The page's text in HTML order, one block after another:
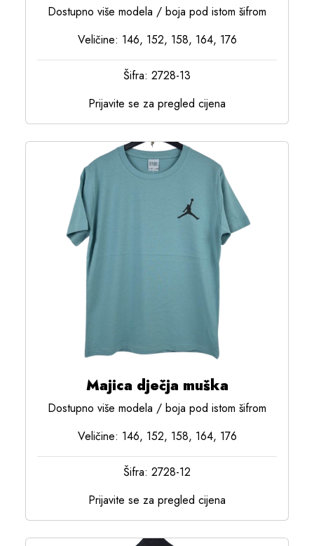
Dostupno više modela / boja pod istom šifrom
Veličine: 146, 152, 158, 164, 176
Šifra: 2728-13
Prijavite se za pregled cijena
Majica dječja muška
Dostupno više modela / boja pod istom šifrom
Veličine: 146, 152, 158, 164, 176
Šifra: 2728-12
Prijavite se za pregled cijena